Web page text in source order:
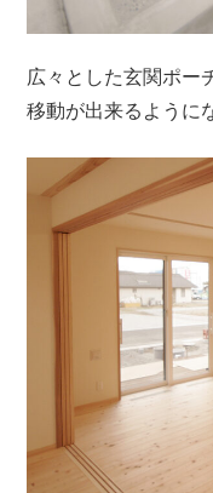
広々とした玄関ポー
移動が出来るように